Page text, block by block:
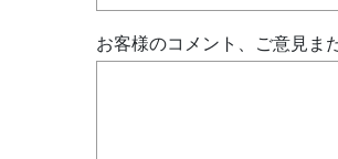
パン パシフィッ
お客様のコメント、ご意見ま